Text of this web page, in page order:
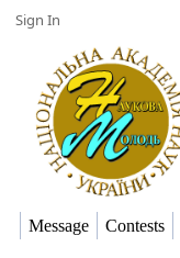
Sign In
Message Contests